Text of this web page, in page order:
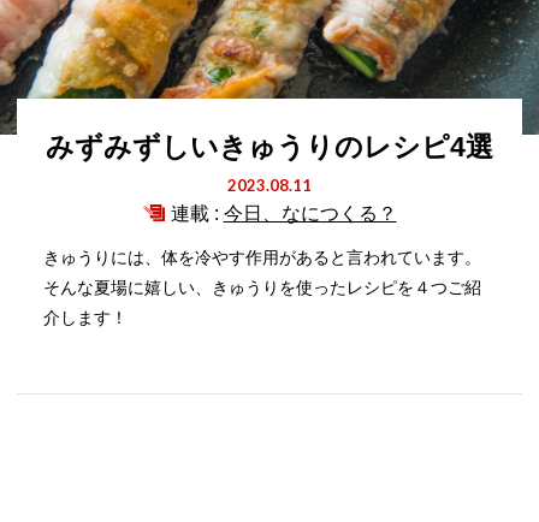
みずみずしいきゅうりのレシピ4選
2023.08.11
連載 : 今日、なにつくる？
きゅうりには、体を冷やす作用があると言われています。
そんな夏場に嬉しい、きゅうりを使ったレシピを４つご紹
介します！